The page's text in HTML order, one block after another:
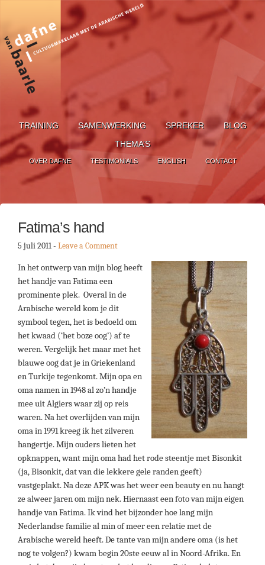
TRAINING SAMENWERKING SPREKER
BLOG
THEMA’S
OVER DAFNE TESTIMONIALS ENGLISH CONTACT
Fatima’s hand
5 juli 2011- Leave a Comment
In het ontwerp van mijn blog heeft
het handje van Fatima een
prominente plek. Overal in de
Arabische wereld kom je dit
symbool tegen, het is bedoeld om
het kwaad (‘het boze oog’) af te
weren. Vergelijk het maar met het
blauwe oog dat je in Griekenland
en Turkije tegenkomt. Mijn opa en
oma namen in 1948 al zo’n handje
mee uit Algiers waar zij op reis
waren. Na het overlijden van mijn
oma in 1991 kreeg ik het zilveren
hangertje. Mijn ouders lieten het
opknappen, want mijn oma had het rode steentje met Bisonkit
(ja, Bisonkit, dat van die lekkere gele randen geeft)
vastgeplakt. Na deze APK was het weer een beauty en nu hangt
ze alweer jaren om mijn nek. Hiernaast een foto van mijn eigen
handje van Fatima.Ik vind het bijzonder hoe lang mijn
Nederlandse familie al min of meer een relatie met de
Arabische wereld heeft. De tante van mijn andere oma (is het
nog te volgen?) kwam begin 20ste eeuw al in Noord-Afrika. En